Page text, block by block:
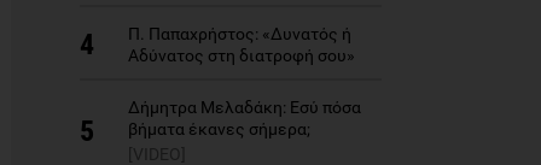
4
Π. Παπαχρήστος: «Δυνατός ή
Αδύνατος στη διατροφή σου»
5
Δήμητρα Μελαδάκη: Εσύ πόσα
βήματα έκανες σήμερα;
[VIDEO]